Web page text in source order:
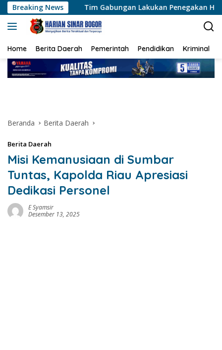
Langsung
ke
konten
Breaking News
Tim Gabungan Lakukan Penegakan Hukum Terhadap DPO
Home Berita Daerah Pemerintah Pendidikan Kriminal
Beranda Berita Daerah
Berita Daerah
Misi Kemanusiaan di Sumbar
Tuntas, Kapolda Riau Apresiasi
Dedikasi Personel
E Syamsir
Desember 13, 2025